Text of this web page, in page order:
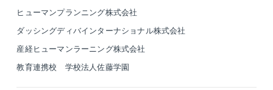
■魅力ポイント
・京都府で売上トップの企業様でございます。
・近年ベースアップを行っておられます。
す。
・ご希望を伺い、転勤が難しい場合はご相談いただけ
ヒューマンプランニング株式会社
ダッシングディバインターナショナル株式会社
産経ヒューマンラーニング株式会社
教育連携校 学校法人佐藤学園